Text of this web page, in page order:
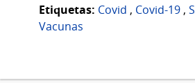
Etiquetas: Covid , Covid-19 ,
Vacunas